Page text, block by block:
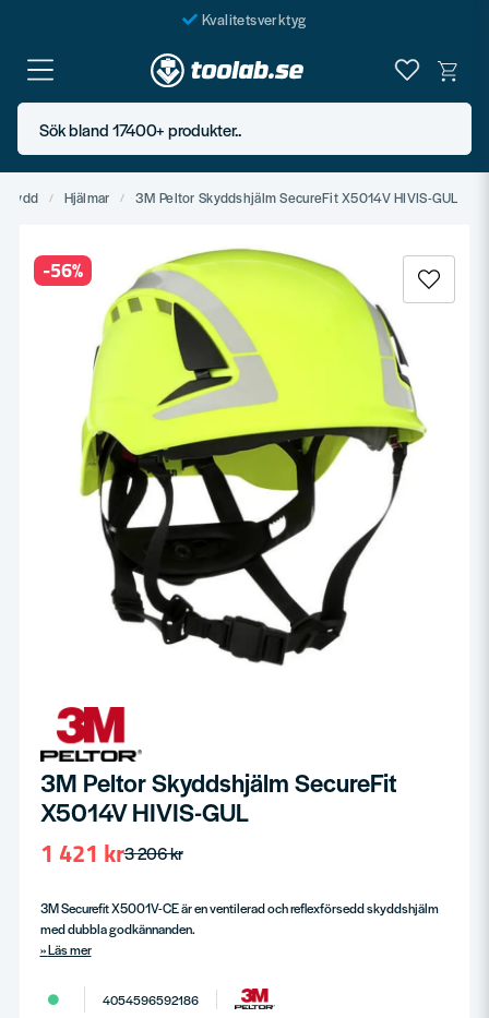
Kvalitetsverktyg
Fraktfritt över 999 SEK*
En järnhandel för alla
Butik i Göteborg
Sök bland 17400+ produkter..
Hjälmar 3M Peltor Skyddshjälm SecureFit X5014V HIVIS-GUL
-56%
3M Peltor Skyddshjälm SecureFit
X5014V HIVIS-GUL
3 206 kr
1 421 kr
3M Securefit X5001V-CE är en ventilerad och reflexförsedd skyddshjälm
med dubbla godkännanden.
Läs mer
4054596592186